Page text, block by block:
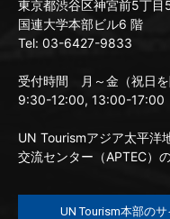
東京都渋谷区神宮前5丁
国連大学本部ビル6 階
Tel: 03-6427-9833
受付時間 月～金（祝日を
9:30-12:00, 13:00-17:00
UN Tourismアジア太平洋
交流センター（APTEC）
UN Tourism本部の